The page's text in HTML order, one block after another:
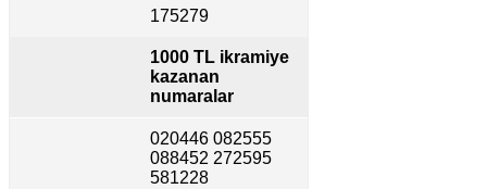
175279
1000 TL ikramiye
kazanan
numaralar
020446 082555
088452 272595
581228